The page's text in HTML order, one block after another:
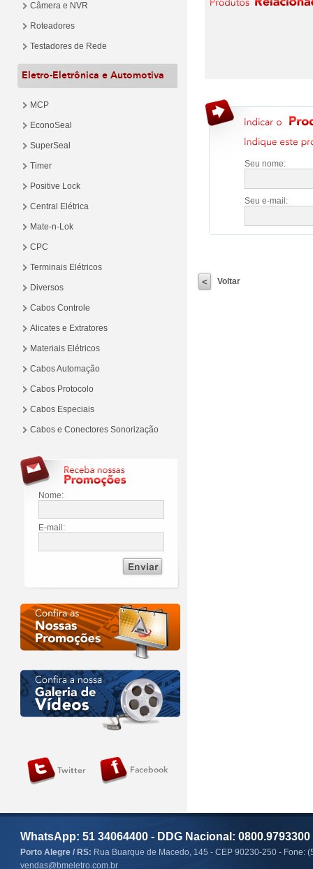
Câmera e NVR
Roteadores
Testadores de Rede
Eletro-Eletrônica e Automotiva
MCP
EconoSeal
SuperSeal
Timer
Positive Lock
Central Elétrica
Mate-n-Lok
CPC
Terminais Elétricos
Diversos
Cabos Controle
Alicates e Extratores
Materiais Elétricos
Cabos Automação
Cabos Protocolo
Cabos Especiais
Cabos e Conectores Sonorização
Nome:
E-mail:
Seu nome:
Seu e-mail:
Voltar
WhatsApp: 51 34064400 - DDG Nacional: 0800.9793300
Porto Alegre / RS: Rua Buarque de Macedo, 145 - CEP 90230-250 - Fone:
vendas@bmeletro.com.br